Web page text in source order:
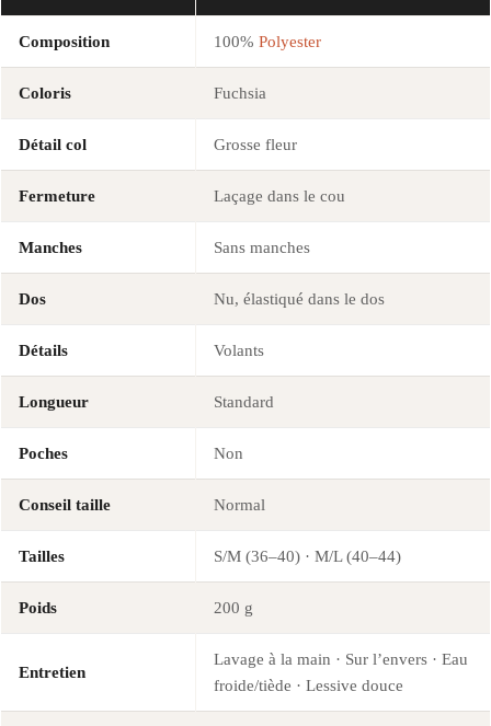
Composition 100% Polyester
Coloris Fuchsia
Détail col Grosse fleur
Fermeture Laçage dans le cou
Manches Sans manches
Dos Nu, élastiqué dans le dos
Détails Volants
Longueur Standard
Poches Non
Conseil taille Normal
Tailles S/M (36–40) · M/L (40–44)
Poids 200 g
Entretien
Lavage à la main · Sur l’envers · Eau
froide/tiède · Lessive douce